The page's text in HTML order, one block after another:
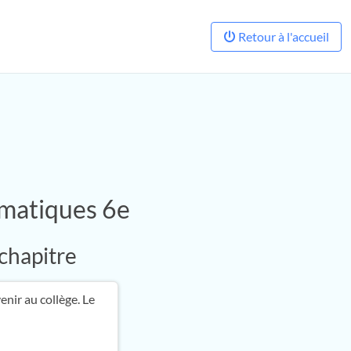
Retour à l'accueil
6e
au collège. Le